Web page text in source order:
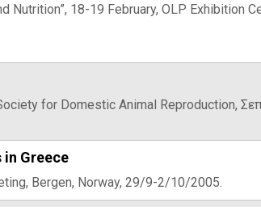
18-19 February, OLP Exhibition
for Domestic Animal Reproduction,
Greece
Bergen, Norway, 29/9-2/10/2005.